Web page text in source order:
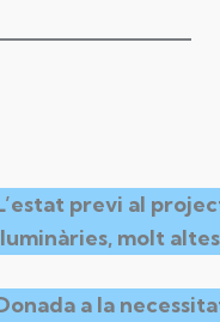
previ al
molt
a la